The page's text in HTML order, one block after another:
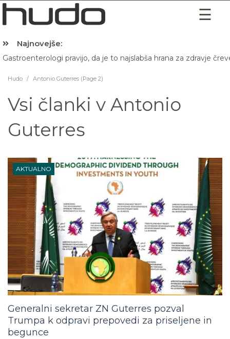
Najnovejše:
Gastroenterologi pravijo, da je to najslabša hrana za zdravje
Hudo / Antonio Guterres (Page 2)
Vsi članki v Antonio
Guterres
AKTUALNO
Generalni sekretar ZN Guterres pozval
Trumpa k odpravi prepovedi za priseljene in
begunce